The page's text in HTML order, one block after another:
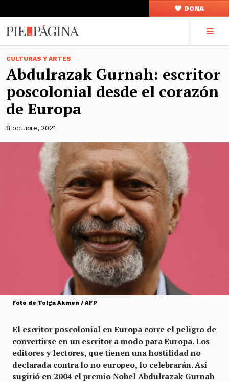
DONA
CULTURAS Y ARTES
Abdulrazak Gurnah: escritor
poscolonial desde el corazón
de Europa
8 octubre, 2021
Foto de Tolga Akmen / AFP
El escritor poscolonial en Europa corre el peligro de
convertirse en un escritor a modo para Europa. Los
editores y lectores, que tienen una hostilidad no
declarada contra lo no europeo, lo celebrarán. Así
sugirió en 2004 el premio Nobel Abdulrazak Gurnah